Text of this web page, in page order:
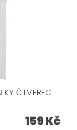
ČTVEREC
159 Kč